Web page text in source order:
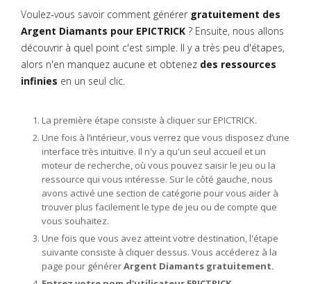
Voulez-vous savoir comment générer gratuitement des
Argent Diamants pour EPICTRICK ? Ensuite, nous allons
découvrir à quel point c'est simple. Il y a très peu d'étapes,
alors n'en manquez aucune et obtenez des ressources
infinies en un seul clic.
La première étape consiste à cliquer sur EPICTRICK.
Une fois à l’intérieur, vous verrez que vous disposez d’une
interface très intuitive. Il n'y a qu'un seul accueil et un
moteur de recherche, où vous pouvez saisir le jeu ou la
ressource qui vous intéresse. Sur le côté gauche, nous
avons activé une section de catégorie pour vous aider à
trouver plus facilement le type de jeu ou de compte que
vous souhaitez.
Une fois que vous avez atteint votre destination, l'étape
suivante consiste à cliquer dessus. Vous accéderez à la
page pour générerArgent Diamants gratuitement.